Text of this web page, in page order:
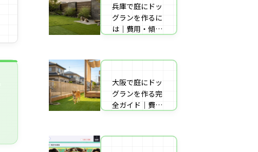
兵庫で庭にドッ
グランを作るに
は｜費用・傾斜
戸〜播磨・淡
大阪で庭にドッ
グランを作る完
全ガイド｜費用
【エリア対応】
【2026年5月7】
日TBS「櫻井・
有吉THE夜会」
さんのご実家の
を施工
庭にドッグラン
をDIY！初心者
でもプロ級に仕
アル